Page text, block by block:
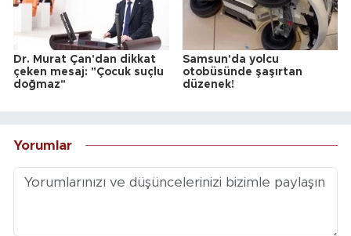
Dr. Murat Çan'dan dikkat
çeken mesaj: "Çocuk suçlu
doğmaz"
Samsun'da yolcu
otobüsünde şaşırtan
düzenek!
Yorumlar